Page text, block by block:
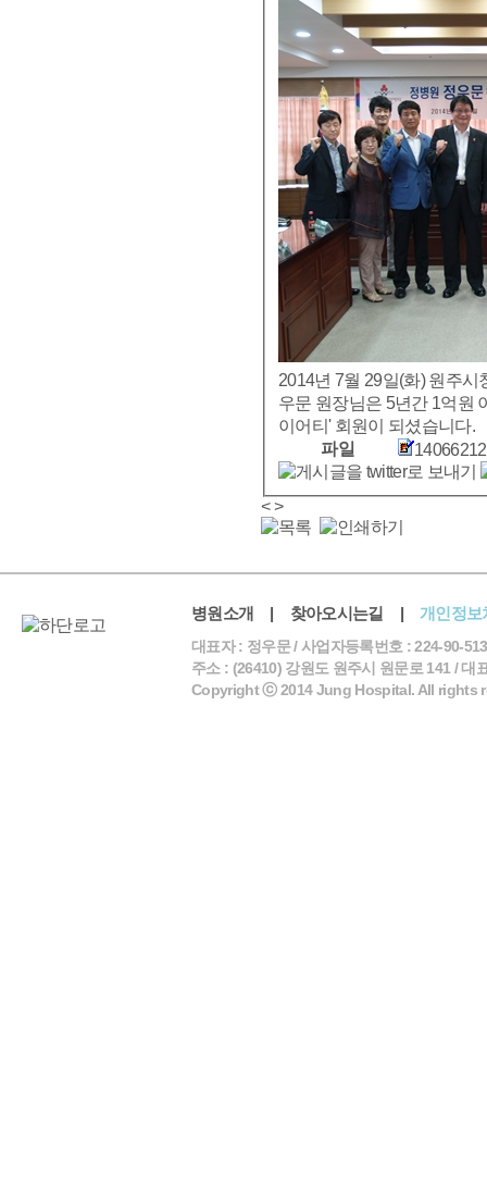
2014년 7월 29일(화) 원주
우문 원장님은 5년간 1억원
이어티' 회원이 되셨습니다.
파일
< >
병원소개 | 찾아오시는길 | 개인정보
대표자 : 정우문 / 사업자등록번호 : 224-90-
주소 : (26410) 강원도 원주시 원문로 141 / 대
Copyright ⓒ 2014 Jung Hospital. All rights